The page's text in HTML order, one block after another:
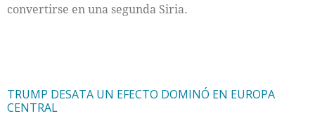
convertirse en una segunda Siria.
TRUMP DESATA UN EFECTO DOMINÓ EN EUROPA
CENTRAL